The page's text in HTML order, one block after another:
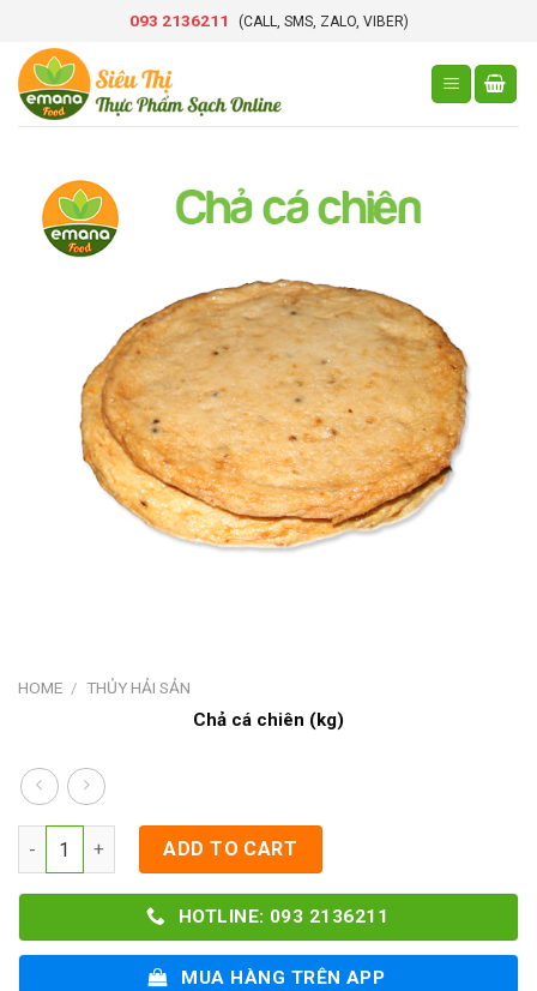
content
093 2136211 (CALL, SMS, ZALO, VIBER)
HOME / THỦY HẢI SẢN
Chả cá chiên (kg)
Chả cá chiên (kg) quantity
ADD TO CART
HOTLINE: 093 2136211
MUA HÀNG TRÊN APP